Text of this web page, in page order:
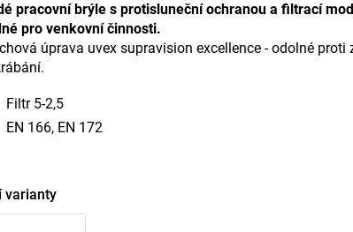
pracovní brýle s protisluneční ochranou a filtrací
pro venkovní činnosti.
úprava uvex supravision excellence - odolné proti
Filtr 5-2,5
EN 166, EN 172
varianty